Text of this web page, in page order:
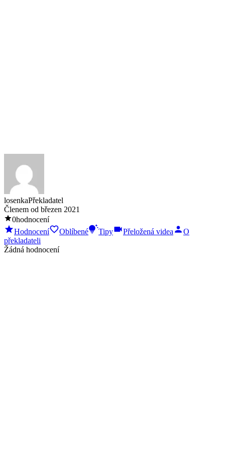
losenkaPřekladatel
Členem od březen 2021
0hodnocení
Hodnocení
Oblíbené Tipy Přeložená videa
O
překladateli
Žádná hodnocení